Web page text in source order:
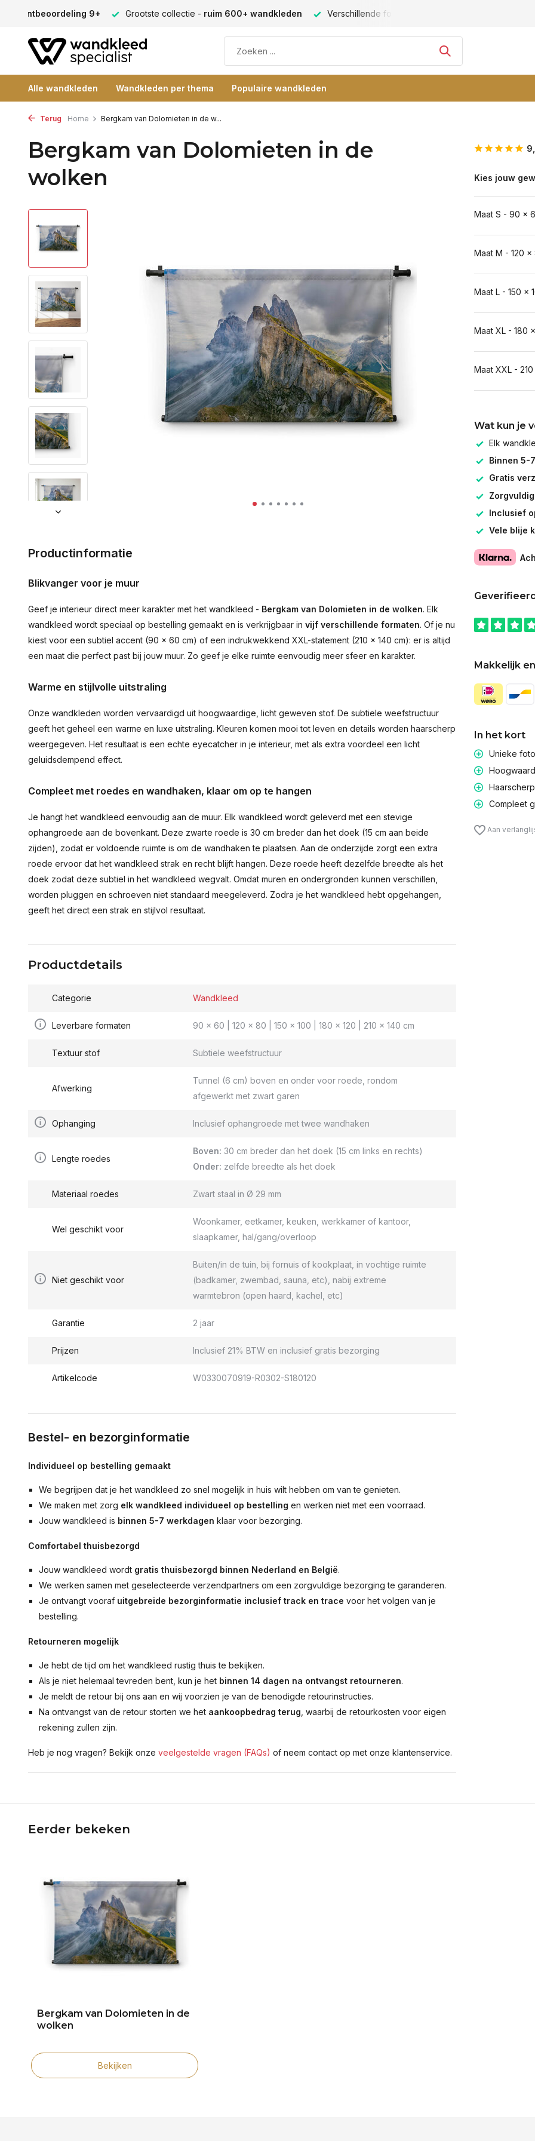
klantbeoordeling 9+ Grootste collectie - ruim 600+ wandkleden Verschillende formaten -
Alle wandkleden Wandkleden per thema Populaire wandkleden
Terug Home Bergkam van Dolomieten in de w...
Bergkam van Dolomieten in de
wolken
Productinformatie
Blikvanger voor je muur
Geef je interieur direct meer karakter met het wandkleed - Bergkam van Dolomieten in de wolken. Elk
wandkleed wordt speciaal op bestelling gemaakt en is verkrijgbaar in vijf verschillende formaten. Of je nu
kiest voor een subtiel accent (90 × 60 cm) of een indrukwekkend XXL-statement (210 × 140 cm): er is altijd
een maat die perfect past bij jouw muur. Zo geef je elke ruimte eenvoudig meer sfeer en karakter.
Warme en stijlvolle uitstraling
Onze wandkleden worden vervaardigd uit hoogwaardige, licht geweven stof. De subtiele weefstructuur
geeft het geheel een warme en luxe uitstraling. Kleuren komen mooi tot leven en details worden haarscherp
weergegeven. Het resultaat is een echte eyecatcher in je interieur, met als extra voordeel een licht
geluidsdempend effect.
Compleet met roedes en wandhaken, klaar om op te hangen
Je hangt het wandkleed eenvoudig aan de muur. Elk wandkleed wordt geleverd met een stevige
ophangroede aan de bovenkant. Deze zwarte roede is 30 cm breder dan het doek (15 cm aan beide
zijden), zodat er voldoende ruimte is om de wandhaken te plaatsen. Aan de onderzijde zorgt een extra
roede ervoor dat het wandkleed strak en recht blijft hangen. Deze roede heeft dezelfde breedte als het
doek zodat deze subtiel in het wandkleed wegvalt. Omdat muren en ondergronden kunnen verschillen,
worden pluggen en schroeven niet standaard meegeleverd. Zodra je het wandkleed hebt opgehangen,
geeft het direct een strak en stijlvol resultaat.
Productdetails
Categorie Wandkleed
Leverbare formaten 90 x 60 | 120 x 80 | 150 x 100 | 180 x 120 | 210 x 140 cm
Textuur stof Subtiele weefstructuur
Afwerking
Tunnel (6 cm) boven en onder voor roede, rondom
afgewerkt met zwart garen
Ophanging Inclusief ophangroede met twee wandhaken
Lengte roedes
Boven: 30 cm breder dan het doek (15 cm links en rechts)
Onder: zelfde breedte als het doek
Materiaal roedes Zwart staal in Ø 29 mm
Wel geschikt voor
Woonkamer, eetkamer, keuken, werkkamer of kantoor,
slaapkamer, hal/gang/overloop
Niet geschikt voor
Buiten/in de tuin, bij fornuis of kookplaat, in vochtige ruimte
(badkamer, zwembad, sauna, etc), nabij extreme
warmtebron (open haard, kachel, etc)
Garantie 2 jaar
Prijzen Inclusief 21% BTW en inclusief gratis bezorging
Artikelcode W0330070919-R0302-S180120
Bestel- en bezorginformatie
Individueel op bestelling gemaakt
We begrijpen dat je het wandkleed zo snel mogelijk in huis wilt hebben om van te genieten.
We maken met zorg elk wandkleed individueel op bestelling en werken niet met een voorraad.
Jouw wandkleed is binnen 5-7 werkdagen klaar voor bezorging.
Comfortabel thuisbezorgd
Jouw wandkleed wordt gratis thuisbezorgd binnen Nederland en België.
We werken samen met geselecteerde verzendpartners om een zorgvuldige bezorging te garanderen.
Je ontvangt vooraf uitgebreide bezorginformatie inclusief track en trace voor het volgen van je
bestelling.
Retourneren mogelijk
Je hebt de tijd om het wandkleed rustig thuis te bekijken.
Als je niet helemaal tevreden bent, kun je het binnen 14 dagen na ontvangst retourneren.
Je meldt de retour bij ons aan en wij voorzien je van de benodigde retourinstructies.
Na ontvangst van de retour storten we het aankoopbedrag terug , waarbij de retourkosten voor eigen
rekening zullen zijn.
Heb je nog vragen? Bekijk onze veelgestelde vragen (FAQs) of neem contact op met onze klantenservice.
Kies jouw
Maat S - 90 x
Maat M - 120 x
Maat L - 150 x
Maat XL - 180
Maat XXL -
Wat kun je
Elk
Binnen 5-
Gratis
Inclusief
Vele blije
Makkelijk
In het kort
Unieke
Compleet
Aan
Eerder bekeken
Bergkam van Dolomieten in de
wolken
Bekijken